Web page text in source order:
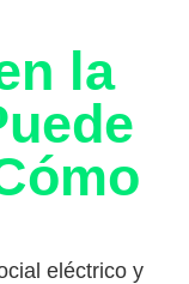
la
eléctrico y